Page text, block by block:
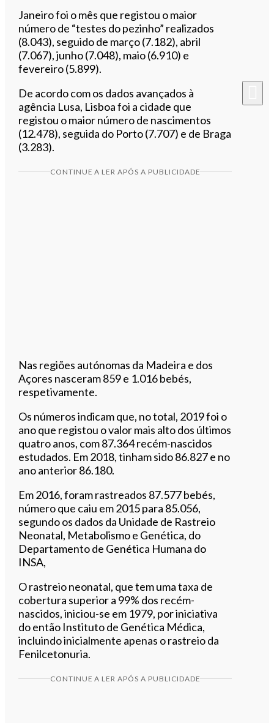
Janeiro foi o mês que registou o maior
número de “testes do pezinho” realizados
(8.043), seguido de março (7.182), abril
(7.067), junho (7.048), maio (6.910) e
fevereiro (5.899).
De acordo com os dados avançados à
agência Lusa, Lisboa foi a cidade que
registou o maior número de nascimentos
(12.478), seguida do Porto (7.707) e de Braga
(3.283).
CONTINUE A LER APÓS A PUBLICIDADE
Nas regiões autónomas da Madeira e dos
Açores nasceram 859 e 1.016 bebés,
respetivamente.
Os números indicam que, no total, 2019 foi o
ano que registou o valor mais alto dos últimos
quatro anos, com 87.364 recém-nascidos
estudados. Em 2018, tinham sido 86.827 e no
ano anterior 86.180.
Em 2016, foram rastreados 87.577 bebés,
número que caiu em 2015 para 85.056,
segundo os dados da Unidade de Rastreio
Neonatal, Metabolismo e Genética, do
Departamento de Genética Humana do
INSA,
O rastreio neonatal, que tem uma taxa de
cobertura superior a 99% dos recém-
nascidos, iniciou-se em 1979, por iniciativa
do então Instituto de Genética Médica,
incluindo inicialmente apenas o rastreio da
Fenilcetonuria.
CONTINUE A LER APÓS A PUBLICIDADE